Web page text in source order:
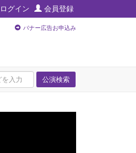
ログイン 会員登録
バナー広告お申込み
公演検索